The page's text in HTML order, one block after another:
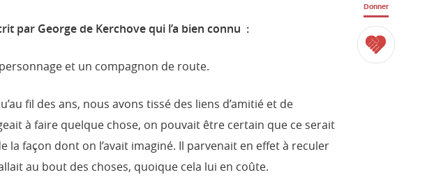
par George de Kerchove qui l’a bien connu :
et un compagnon de route.
fil des ans, nous avons tissé des liens d’amitié et de
à faire quelque chose, on pouvait être certain que ce serait
la façon dont on l’avait imaginé. Il parvenait en effet à reculer
au bout des choses, quoique cela lui en coûte.
Donner